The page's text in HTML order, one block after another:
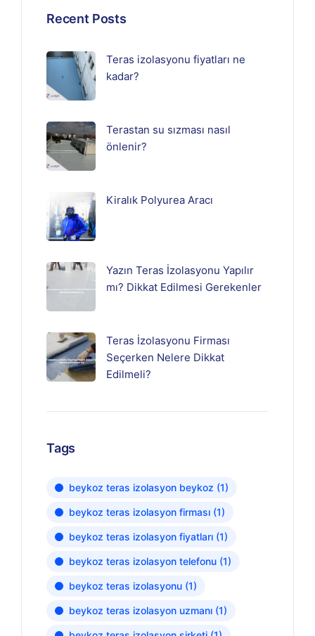
Recent Posts
Teras izolasyonu fiyatları ne
kadar?
Terastan su sızması nasıl
önlenir?
Kiralık Polyurea Aracı
Yazın Teras İzolasyonu Yapılır
mı? Dikkat Edilmesi Gerekenler
Teras İzolasyonu Firması
Seçerken Nelere Dikkat
Edilmeli?
Tags
beykoz teras izolasyon beykoz (1)
beykoz teras izolasyon firması (1)
beykoz teras izolasyon fiyatları (1)
beykoz teras izolasyon telefonu (1)
beykoz teras izolasyonu (1)
beykoz teras izolasyon uzmanı (1)